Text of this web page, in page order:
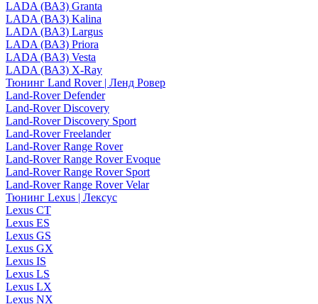
LADA (ВАЗ) Granta
LADA (ВАЗ) Kalina
LADA (ВАЗ) Largus
LADA (ВАЗ) Priora
LADA (ВАЗ) Vesta
LADA (ВАЗ) X-Ray
Тюнинг Land Rover | Ленд Ровер
Land-Rover Defender
Land-Rover Discovery
Land-Rover Discovery Sport
Land-Rover Freelander
Land-Rover Range Rover
Land-Rover Range Rover Evoque
Land-Rover Range Rover Sport
Land-Rover Range Rover Velar
Тюнинг Lexus | Лексус
Lexus CT
Lexus ES
Lexus GS
Lexus GX
Lexus IS
Lexus LS
Lexus LX
Lexus NX